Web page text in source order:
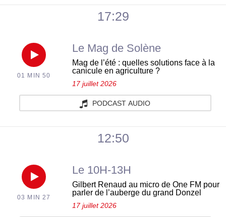
Kevin
gagne
ses
le
Paléo
Festival
17:29
Réécouter
de
quelles
solutions
01 MIN 50
Le Mag de Solène
Mag de l’été : quelles solutions face à la
canicule en agriculture ?
17 juillet 2026
PODCAST AUDIO
12:50
Réécouter
Gilbert
03 MIN 27
Le 10H-13H
Gilbert Renaud au micro de One FM pour
parler de l’auberge du grand Donzel
17 juillet 2026